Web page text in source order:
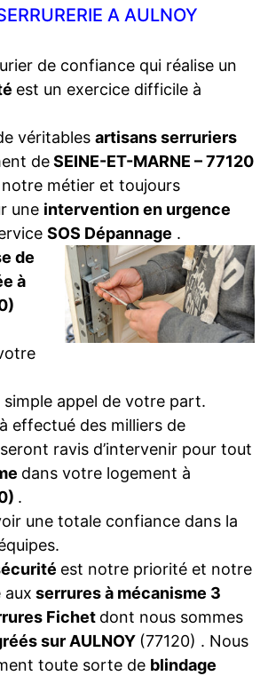
A AULNOY
de confiance qui réalise un
est un exercice difficile à
véritables artisans serruriers
deSEINE-ET-MARNE – 77120
métier et toujours
une intervention en urgence
SOS Dépannage .
de
à
simple appel de votre part.
effectué des milliers de
ravis d’intervenir pour tout
dans votre logement à
.
une totale confiance dans la
est notre priorité et notre
aux serrures à mécanisme 3
Fichet dont nous sommes
sur AULNOY (77120) . Nous
toute sorte de blindage